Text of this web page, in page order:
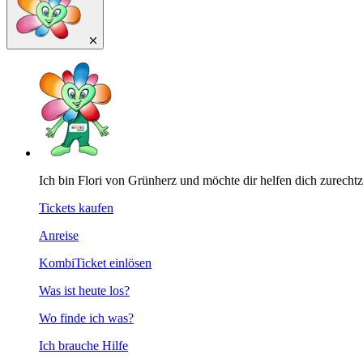
Ich bin Flori von Grünherz und möchte dir helfen dich
Tickets kaufen
Anreise
KombiTicket einlösen
Was ist heute los?
Wo finde ich was?
Ich brauche Hilfe